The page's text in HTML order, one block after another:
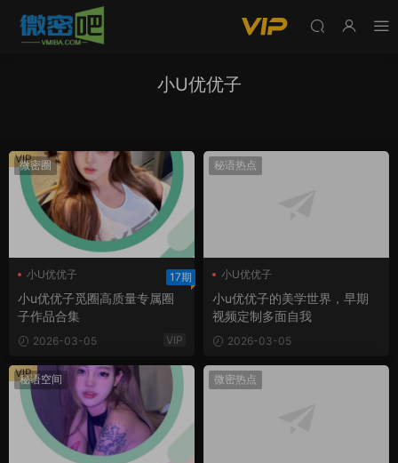
小U优优子
微密圈
小U优优子 17期
小u优优子觅圈高质量专属圈
子作品合集
2026-03-05 VIP
VIP 秘语热点
小U优优子
小u优优子的美学世界，早期
视频定制多面自我
2026-03-05
秘语空间
VIP 微密热点